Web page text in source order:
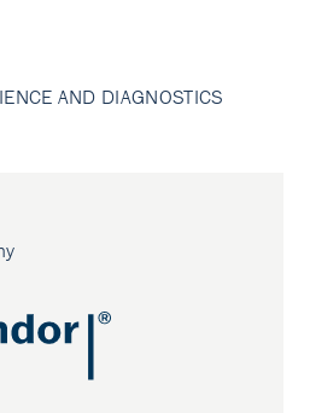
AND DIAGNOSTICS